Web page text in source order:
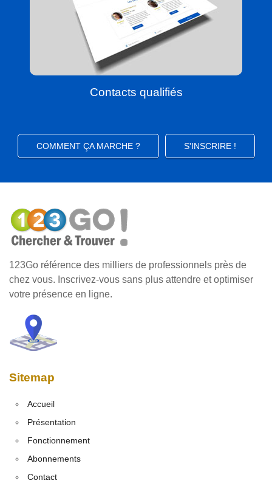
Contacts qualifiés
COMMENT ÇA MARCHE ? S'INSCRIRE !
123Go référence des milliers de professionnels près de
chez vous. Inscrivez-vous sans plus attendre et optimiser
votre présence en ligne.
Sitemap
Accueil
Présentation
Fonctionnement
Abonnements
Contact